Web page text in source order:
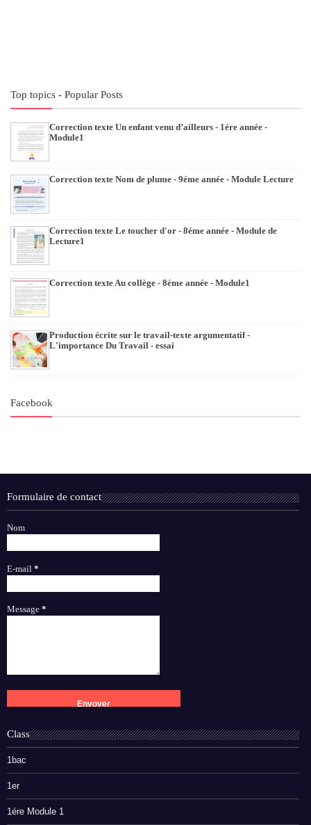
Top topics - Popular Posts
Correction texte Un enfant venu d’ailleurs - 1ére année -
Module1
Correction texte Nom de plume - 9éme année - Module Lecture
Correction texte Le toucher d'or - 8éme année - Module de
Lecture1
Correction texte Au collège - 8éme année - Module1
Production écrite sur le travail-texte argumentatif -
L'importance Du Travail - essai
Facebook
Formulaire de contact
Nom
E-mail *
Message *
Class
1bac
1er
1ére Module 1